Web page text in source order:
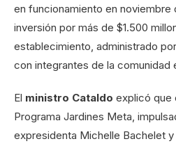
en funcionamiento en noviembre
inversión por más de $1.500
establecimiento, administrado
con integrantes de la comunidad
El ministro Cataldo explicó que
Programa Jardines Meta,
expresidenta Michelle Bachelet